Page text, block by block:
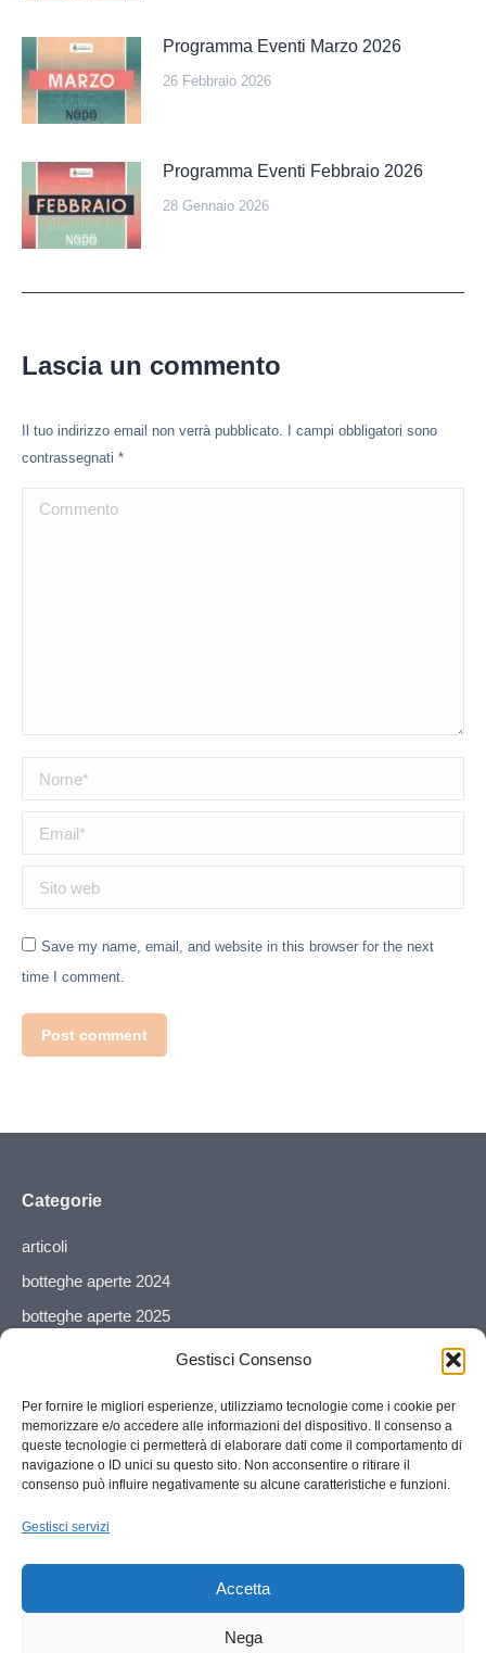
Gestisci Consenso
Per fornire le migliori esperienze, utilizziamo tecnologie come i cookie per
memorizzare e/o accedere alle informazioni del dispositivo. Il consenso a
queste tecnologie ci permetterà di elaborare dati come il comportamento di
navigazione o ID unici su questo sito. Non acconsentire o ritirare il
consenso può influire negativamente su alcune caratteristiche e funzioni.
Gestisci servizi
Accetta
Nega
Programma Eventi Marzo 2026
26 Febbraio 2026
Programma Eventi Febbraio 2026
28 Gennaio 2026
Lascia un commento
Il tuo indirizzo email non verrà pubblicato. I campi obbligatori sono
contrassegnati *
Commento
Nome *
Email *
Sito web
Save my name, email, and website in this browser for the next
time I comment.
Post comment
Categorie
articoli
botteghe aperte 2024
botteghe aperte 2025
galleria
Il collettivo
mostra artistica
mostra fotografica